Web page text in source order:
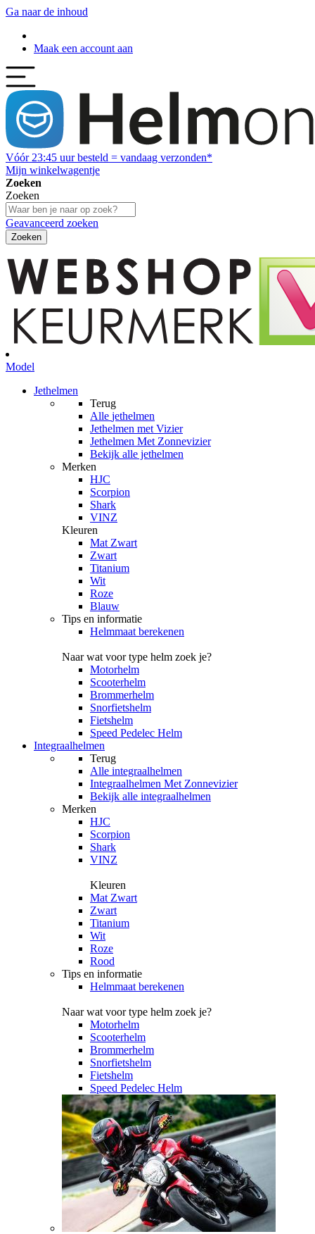
Ga naar de inhoud
Maak een account aan
Vóór 23:45 uur besteld = vandaag verzonden*
Mijn winkelwagentje
Zoeken
Zoeken
Geavanceerd zoeken
Zoeken
Model
Jethelmen
Terug
Alle jethelmen
Jethelmen met Vizier
Jethelmen Met Zonnevizier
Bekijk alle jethelmen
Merken
HJC
Scorpion
Shark
VINZ
Kleuren
Mat Zwart
Zwart
Titanium
Wit
Roze
Blauw
Tips en informatie
Helmmaat berekenen
Naar wat voor type helm zoek je?
Motorhelm
Scooterhelm
Brommerhelm
Snorfietshelm
Fietshelm
Speed Pedelec Helm
Integraalhelmen
Terug
Alle integraalhelmen
Integraalhelmen Met Zonnevizier
Bekijk alle integraalhelmen
Merken
HJC
Scorpion
Shark
VINZ
Kleuren
Mat Zwart
Zwart
Titanium
Wit
Roze
Rood
Tips en informatie
Helmmaat berekenen
Naar wat voor type helm zoek je?
Motorhelm
Scooterhelm
Brommerhelm
Snorfietshelm
Fietshelm
Speed Pedelec Helm